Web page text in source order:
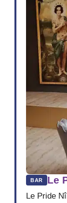
BAR Le
Le Pride